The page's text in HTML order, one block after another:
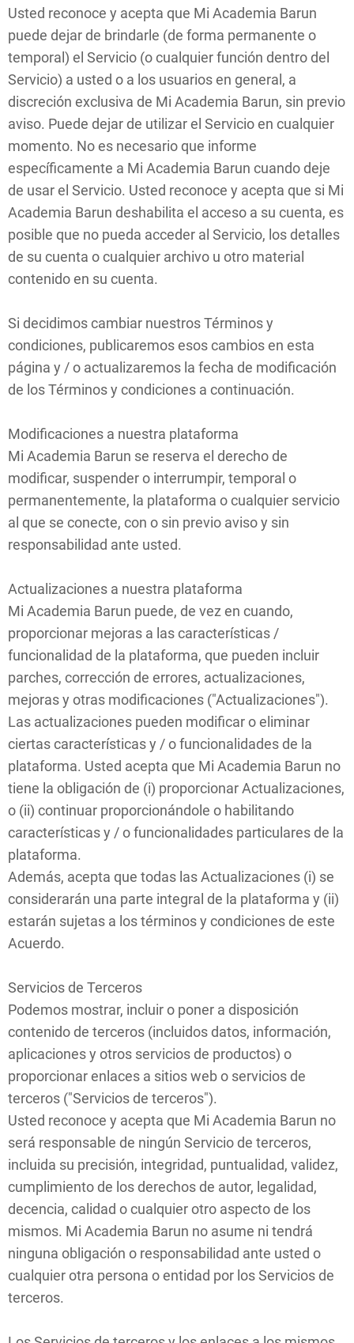
Usted reconoce y acepta que Mi Academia Barun
puede dejar de brindarle (de forma permanente o
temporal) el Servicio (o cualquier función dentro del
Servicio) a usted o a los usuarios en general, a
discreción exclusiva de Mi Academia Barun, sin previo
aviso. Puede dejar de utilizar el Servicio en cualquier
momento. No es necesario que informe
específicamente a Mi Academia Barun cuando deje
de usar el Servicio. Usted reconoce y acepta que si Mi
Academia Barun deshabilita el acceso a su cuenta, es
posible que no pueda acceder al Servicio, los detalles
de su cuenta o cualquier archivo u otro material
contenido en su cuenta.
Si decidimos cambiar nuestros Términos y
condiciones, publicaremos esos cambios en esta
página y / o actualizaremos la fecha de modificación
de los Términos y condiciones a continuación.
Modificaciones a nuestra plataforma
Mi Academia Barun se reserva el derecho de
modificar, suspender o interrumpir, temporal o
permanentemente, la plataforma o cualquier servicio
al que se conecte, con o sin previo aviso y sin
responsabilidad ante usted.
Actualizaciones a nuestra plataforma
Mi Academia Barun puede, de vez en cuando,
proporcionar mejoras a las características /
funcionalidad de la plataforma, que pueden incluir
parches, corrección de errores, actualizaciones,
mejoras y otras modificaciones ("Actualizaciones").
Las actualizaciones pueden modificar o eliminar
ciertas características y / o funcionalidades de la
plataforma. Usted acepta que Mi Academia Barun no
tiene la obligación de (i) proporcionar Actualizaciones,
o (ii) continuar proporcionándole o habilitando
características y / o funcionalidades particulares de la
plataforma.
Además, acepta que todas las Actualizaciones (i) se
considerarán una parte integral de la plataforma y (ii)
estarán sujetas a los términos y condiciones de este
Acuerdo.
Servicios de Terceros
Podemos mostrar, incluir o poner a disposición
contenido de terceros (incluidos datos, información,
aplicaciones y otros servicios de productos) o
proporcionar enlaces a sitios web o servicios de
terceros ("Servicios de terceros").
Usted reconoce y acepta que Mi Academia Barun no
será responsable de ningún Servicio de terceros,
incluida su precisión, integridad, puntualidad, validez,
cumplimiento de los derechos de autor, legalidad,
decencia, calidad o cualquier otro aspecto de los
mismos. Mi Academia Barun no asume ni tendrá
ninguna obligación o responsabilidad ante usted o
cualquier otra persona o entidad por los Servicios de
terceros.